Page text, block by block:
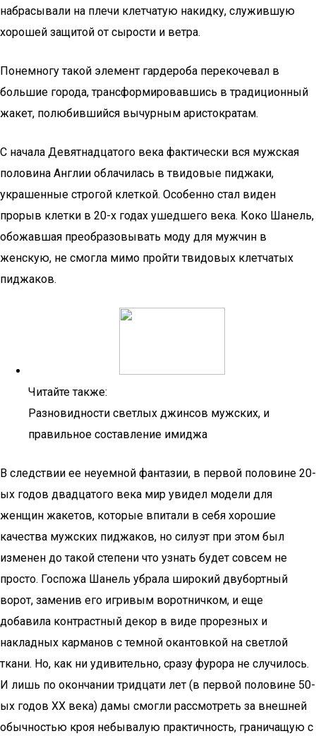
набрасывали на плечи клетчатую накидку, служившую
хорошей защитой от сырости и ветра.
Понемногу такой элемент гардероба перекочевал в
большие города, трансформировавшись в традиционный
жакет, полюбившийся вычурным аристократам.
С начала Девятнадцатого века фактически вся мужская
половина Англии облачилась в твидовые пиджаки,
украшенные строгой клеткой. Особенно стал виден
прорыв клетки в 20-х годах ушедшего века. Коко Шанель,
обожавшая преобразовывать моду для мужчин в
женскую, не смогла мимо пройти твидовых клетчатых
пиджаков.
Читайте также:
Разновидности светлых джинсов мужских, и
правильное составление имиджа
В следствии ее неуемной фантазии, в первой половине 20-
ых годов двадцатого века мир увидел модели для
женщин жакетов, которые впитали в себя хорошие
качества мужских пиджаков, но силуэт при этом был
изменен до такой степени что узнать будет совсем не
просто. Госпожа Шанель убрала широкий двубортный
ворот, заменив его игривым воротничком, и еще
добавила контрастный декор в виде прорезных и
накладных карманов с темной окантовкой на светлой
ткани. Но, как ни удивительно, сразу фурора не случилось.
И лишь по окончании тридцати лет (в первой половине 50-
ых годов XX века) дамы смогли рассмотреть за внешней
обычностью кроя небывалую практичность, граничащую с